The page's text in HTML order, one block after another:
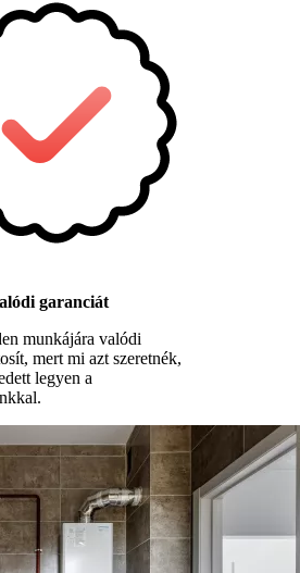
garanciát
munkájára valódi
mert mi azt szeretnék,
legyen a